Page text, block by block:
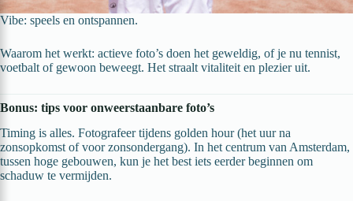
Vibe: speels en ontspannen.
Waarom het werkt: actieve foto’s doen het geweldig, of je nu tennist,
voetbalt of gewoon beweegt. Het straalt vitaliteit en plezier uit.
Bonus: tips voor onweerstaanbare foto’s
Timing is alles. Fotografeer tijdens golden hour (het uur na
zonsopkomst of voor zonsondergang). In het centrum van Amsterdam,
tussen hoge gebouwen, kun je het best iets eerder beginnen om
schaduw te vermijden.